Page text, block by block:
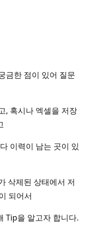
금한 점이 있어 질문
, 혹시나 엑셀을 저장
이력이 남는 곳이 있
삭제된 상태에서 저
되어서
Tip을 알고자 합니다.